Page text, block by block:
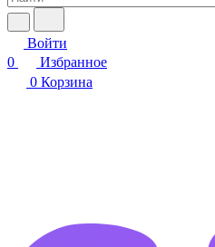
Войти
0
Избранное
0 Корзина